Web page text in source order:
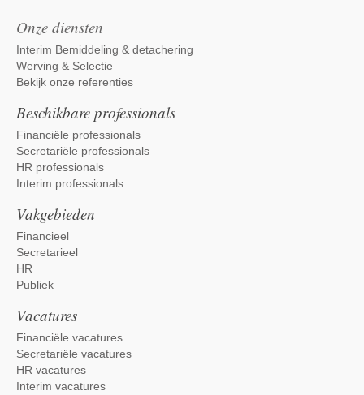
Onze diensten
Interim Bemiddeling & detachering
Werving & Selectie
Bekijk onze referenties
Beschikbare professionals
Financiële professionals
Secretariële professionals
HR professionals
Interim professionals
Vakgebieden
Financieel
Secretarieel
HR
Publiek
Vacatures
Financiële vacatures
Secretariële vacatures
HR vacatures
Interim vacatures